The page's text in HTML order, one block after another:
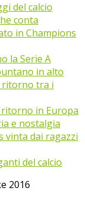
del calcio
conta
in Champions
la Serie A
in alto
ritorno tra i
ritorno in Europa
e nostalgia
vinta dai ragazzi
del calcio
2016